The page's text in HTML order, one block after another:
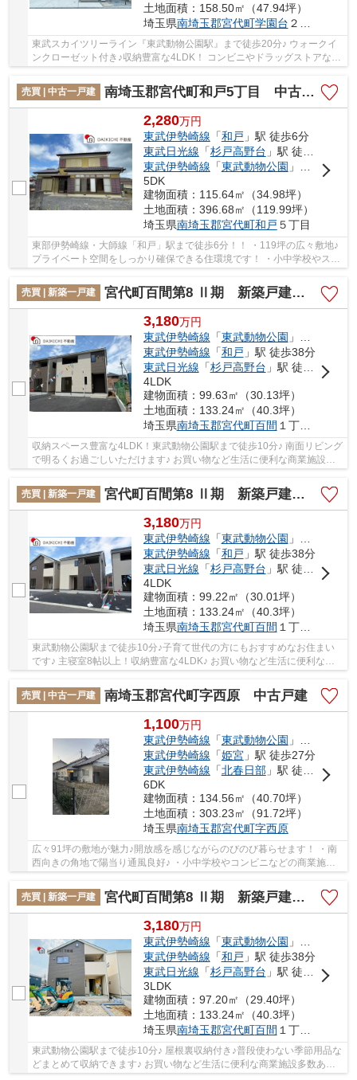
土地面積：158.50㎡（47.94坪）
埼玉県南埼玉郡宮代町学園台 ２丁目4-18
東武スカイツリーライン『東武動物公園駅』まで徒歩20分♪ ウォークイ
ンクローゼット付き♪収納豊富な4LDK！ コンビニやドラッグストアなど
お買い物に便利な商業施設多数あり♪ 経験豊富...
売買 | 中古一戸建
南埼玉郡宮代町和戸5丁目 中古戸建
2,280万円
東武伊勢崎線 「和戸 」駅 徒歩6分
東武日光線 「杉戸高野台 」駅 徒歩29分
東武伊勢崎線 「東武動物公園 」駅 徒歩36分
5DK
建物面積：115.64㎡（34.98坪）
土地面積：396.68㎡（119.99坪）
埼玉県南埼玉郡宮代町和戸 ５丁目
東部伊勢崎線・大師線「和戸」駅まで徒歩6分！！ ・119坪の広々敷地♪
プライベート空間をしっかり確保できる住環境です！ ・小中学校やスー
パーが徒歩圏内で生活便利♪ 経験豊富なキャ...
売買 | 新築一戸建
宮代町百間第8 Ⅱ期 新築戸建 全9棟 12号棟
3,180万円
東武伊勢崎線 「東武動物公園 」駅 徒歩10分
東武伊勢崎線 「和戸 」駅 徒歩38分
東武日光線 「杉戸高野台 」駅 徒歩40分
4LDK
建物面積：99.63㎡（30.13坪）
土地面積：133.24㎡（40.3坪）
埼玉県南埼玉郡宮代町百間 １丁目1873-3
収納スペース豊富な4LDK！東武動物公園駅まで徒歩10分♪ 南面リビング
で明るくお過ごしいただけます♪ お買い物など生活に便利な商業施設多
売買 | 新築一戸建
宮代町百間第8 Ⅱ期 新築戸建 全9棟 13号棟
3,180万円
東武伊勢崎線 「東武動物公園 」駅 徒歩10分
東武伊勢崎線 「和戸 」駅 徒歩38分
東武日光線 「杉戸高野台 」駅 徒歩40分
4LDK
建物面積：99.22㎡（30.01坪）
土地面積：133.24㎡（40.3坪）
埼玉県南埼玉郡宮代町百間 １丁目1873-3
東武動物公園駅まで徒歩10分♪子育て世代の方にもおすすめなお住まい
です♪ 主寝室8帖以上！収納豊富な4LDK♪ お買い物など生活に便利な商
売買 | 中古一戸建
南埼玉郡宮代町字西原 中古戸建
1,100万円
東武伊勢崎線 「東武動物公園 」駅 徒歩26分
東武伊勢崎線 「姫宮」駅 徒歩27分
東武伊勢崎線 「北春日部」駅 徒歩46分
6DK
建物面積：134.56㎡（40.70坪）
土地面積：303.23㎡（91.72坪）
埼玉県南埼玉郡宮代町字西原
広々91坪の敷地が魅力♪開放感を感じながらのびのび暮らせます！ ・南
西向きの角地で陽当り通風良好♪ ・小中学校やコンビニなどの商業施設
売買 | 新築一戸建
宮代町百間第8 Ⅱ期 新築戸建 全9棟 14号棟
3,180万円
東武伊勢崎線 「東武動物公園 」駅 徒歩10分
東武伊勢崎線 「和戸 」駅 徒歩38分
東武日光線 「杉戸高野台 」駅 徒歩40分
3LDK
建物面積：97.20㎡（29.40坪）
土地面積：133.24㎡（40.3坪）
埼玉県南埼玉郡宮代町百間 １丁目1873-3
東武動物公園駅まで徒歩10分♪ 屋根裏収納付き♪普段使わない季節用品な
どまとめて収納できます♪ お買い物など生活に便利な商業施設多数あ